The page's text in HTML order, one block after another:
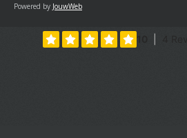
Powered by JouwWeb